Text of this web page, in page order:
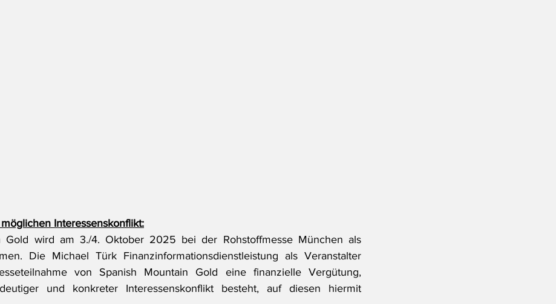
Interessenskonflikt:
Gold wird am 3./4. Oktober 2025 bei der Rohstoffmesse München als
Die Michael Türk Finanzinformationsdienstleistung als Veranstalter
von Spanish Mountain Gold eine finanzielle Vergütung,
und konkreter Interessenskonflikt besteht, auf diesen hiermit